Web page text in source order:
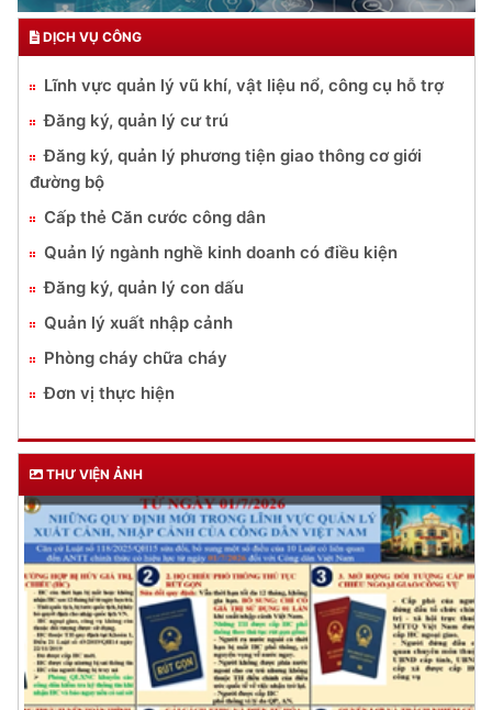
DỊCH VỤ CÔNG
Lĩnh vực quản lý vũ khí, vật liệu nổ, công cụ hỗ trợ
Đăng ký, quản lý cư trú
Đăng ký, quản lý phương tiện giao thông cơ giới
đường bộ
Cấp thẻ Căn cước công dân
Quản lý ngành nghề kinh doanh có điều kiện
Đăng ký, quản lý con dấu
Quản lý xuất nhập cảnh
Phòng cháy chữa cháy
Đơn vị thực hiện
THƯ VIỆN ẢNH